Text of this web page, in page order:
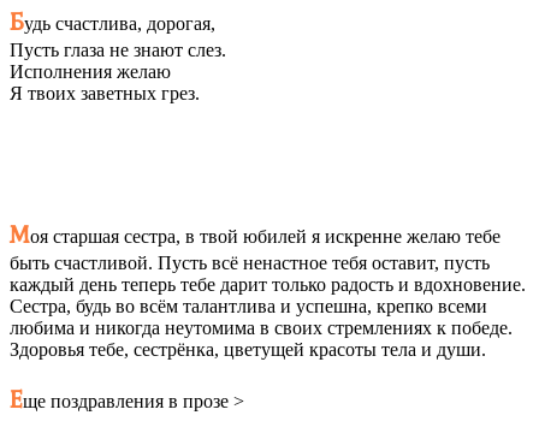
Будь счастлива, дорогая,
Пусть глаза не знают слез.
Исполнения желаю
Я твоих заветных грез.
Моя старшая сестра, в твой юбилей я искренне желаю тебе
быть счастливой. Пусть всё ненастное тебя оставит, пусть
каждый день теперь тебе дарит только радость и вдохновение.
Сестра, будь во всём талантлива и успешна, крепко всеми
любима и никогда неутомима в своих стремлениях к победе.
Здоровья тебе, сестрёнка, цветущей красоты тела и души.
Еще поздравления в прозе >